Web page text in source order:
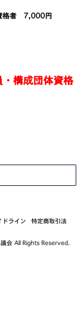
格者 7,000円
構成団体資格
ドライン 特定商取引法
会 All Rights Reserved.